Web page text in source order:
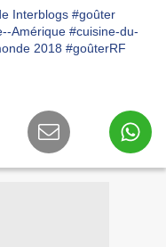
Interblogs #goûter
Amérique #cuisine-du-
2018 #goûterRF